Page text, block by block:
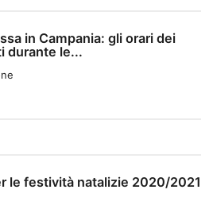
in Campania: gli orari dei
durante le...
le festività natalizie 2020/2021